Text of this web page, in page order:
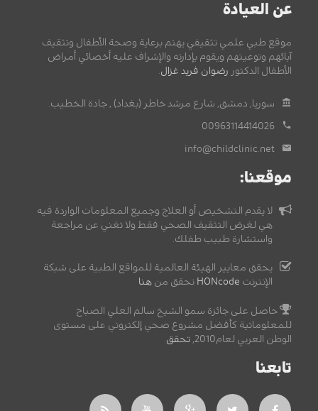
عن العيادة
موقع طبي علمي تثقيفي يهتم برعاية وصحة الأطفال وتثقيف
آبائهم وتوعيتهم ويقوم بإدارته والإشراف عليه أخصائي أمراض
الأطفال الدكتور رضوان فريد غزال
سوريا, دمشق, شارع مرشد خاطر (بغداد) , جادة الخطيب.
00963114414026
info@childclinic.net
موقعنا:
لا يقدم التشخيص أو العلاج وجميع المعلومات الواردة فيه
هي لغرض التثقيف الصحي فقط ولا تغني عن مراجعة
واستشارة طبيب طفلك.
يحقق معايير الهيئة العالمية للمواقع الطبية على شبكة
الإنترنت HONcode تحقق من هنا
حاصل على جائزة سمو الشيخ سالم العلي الصباح
للمعلوماتية كأفضل مشروع صحي إلكتروني على مستوى
الوطن العربي لعام2010,
تحقق
تابعنا